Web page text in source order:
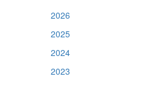
2026
2025
2024
2023